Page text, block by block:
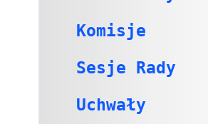
Komisje
Sesje Rady
Uchwały